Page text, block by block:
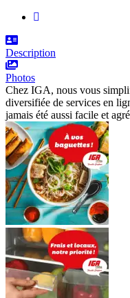
Description
Photos
Chez IGA, nous vous
diversifiée de services en
jamais été aussi facile et